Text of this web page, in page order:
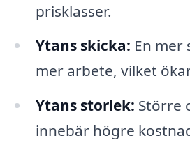
prisklasser.
Ytans skicka: En mer
mer arbete, vilket
Ytans storlek: Större
innebär högre